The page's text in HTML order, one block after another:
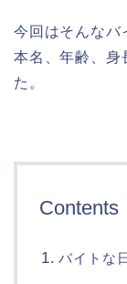
今回はそんなバ
本名、年齢、身
た。
Contents
バイトな